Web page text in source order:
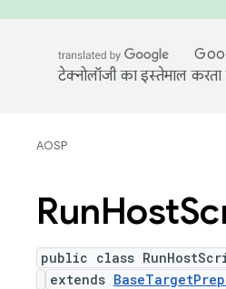
टेक्नोलॉजी का इस्तेमाल
AOSP
RunHost
public class
extends